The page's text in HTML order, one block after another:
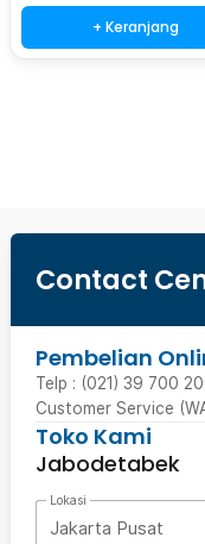
+ Keranjang
Contact
Pembelian
Telp : (021) 39 700
Customer Service
Toko Kami
Jabodetabek
Lokasi
Jakarta Pusat